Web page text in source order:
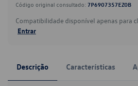
Código original consultado: 7P6907357EZ0B
Compatibilidade disponível apenas para
Entrar
Descrição Características